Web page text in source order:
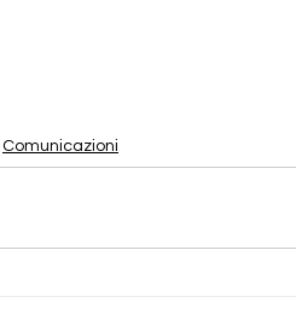
Comunicazioni